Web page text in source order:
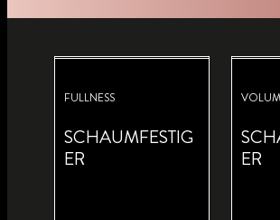
FULLNESS
SCHAUMFESTIG
ER
ER